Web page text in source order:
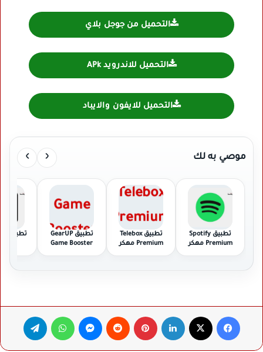
التحميل من جوجل بلاي
التحميل للاندرويد APk
التحميل للايفون والايباد
موصي به لك ‹
›
تطبيق Spotify
Premium مهكر
تطبيق Telebox
Premium مهكر
تطبيق GearUP
Game Booster
فيسبوك لينكدإن بينتيريست ماسنجر واتساب